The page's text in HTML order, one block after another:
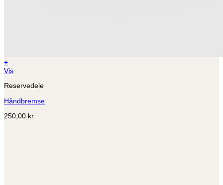
+
Dette
har
varianter.
kan
Vis
Reservedele
Håndbremse
250,00 kr.